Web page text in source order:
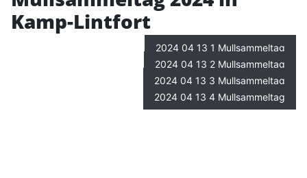
Kamp-Lintfort
2024 04 13 1 Mullsammeltag
2024 04 13 2 Mullsammeltag
2024 04 13 3 Mullsammeltag
2024 04 13 4 Mullsammeltag